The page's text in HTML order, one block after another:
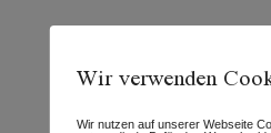
wissenschaftlich
schulmedizinische Sicht
Wir verwenden
Wir nutzen auf unserer Webseite